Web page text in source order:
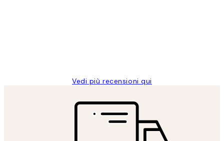
Vedi più recensioni qui